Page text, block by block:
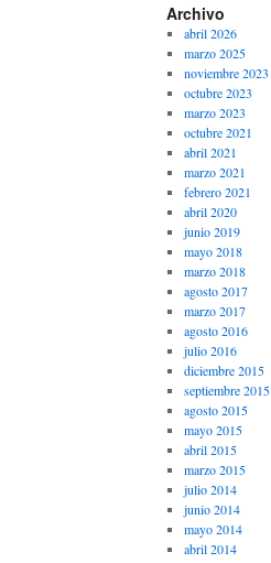
Archivo
abril 2026
marzo 2025
noviembre 2023
octubre 2023
marzo 2023
octubre 2021
abril 2021
marzo 2021
febrero 2021
abril 2020
junio 2019
mayo 2018
marzo 2018
agosto 2017
marzo 2017
agosto 2016
julio 2016
diciembre 2015
septiembre 2015
agosto 2015
mayo 2015
abril 2015
marzo 2015
julio 2014
junio 2014
mayo 2014
abril 2014